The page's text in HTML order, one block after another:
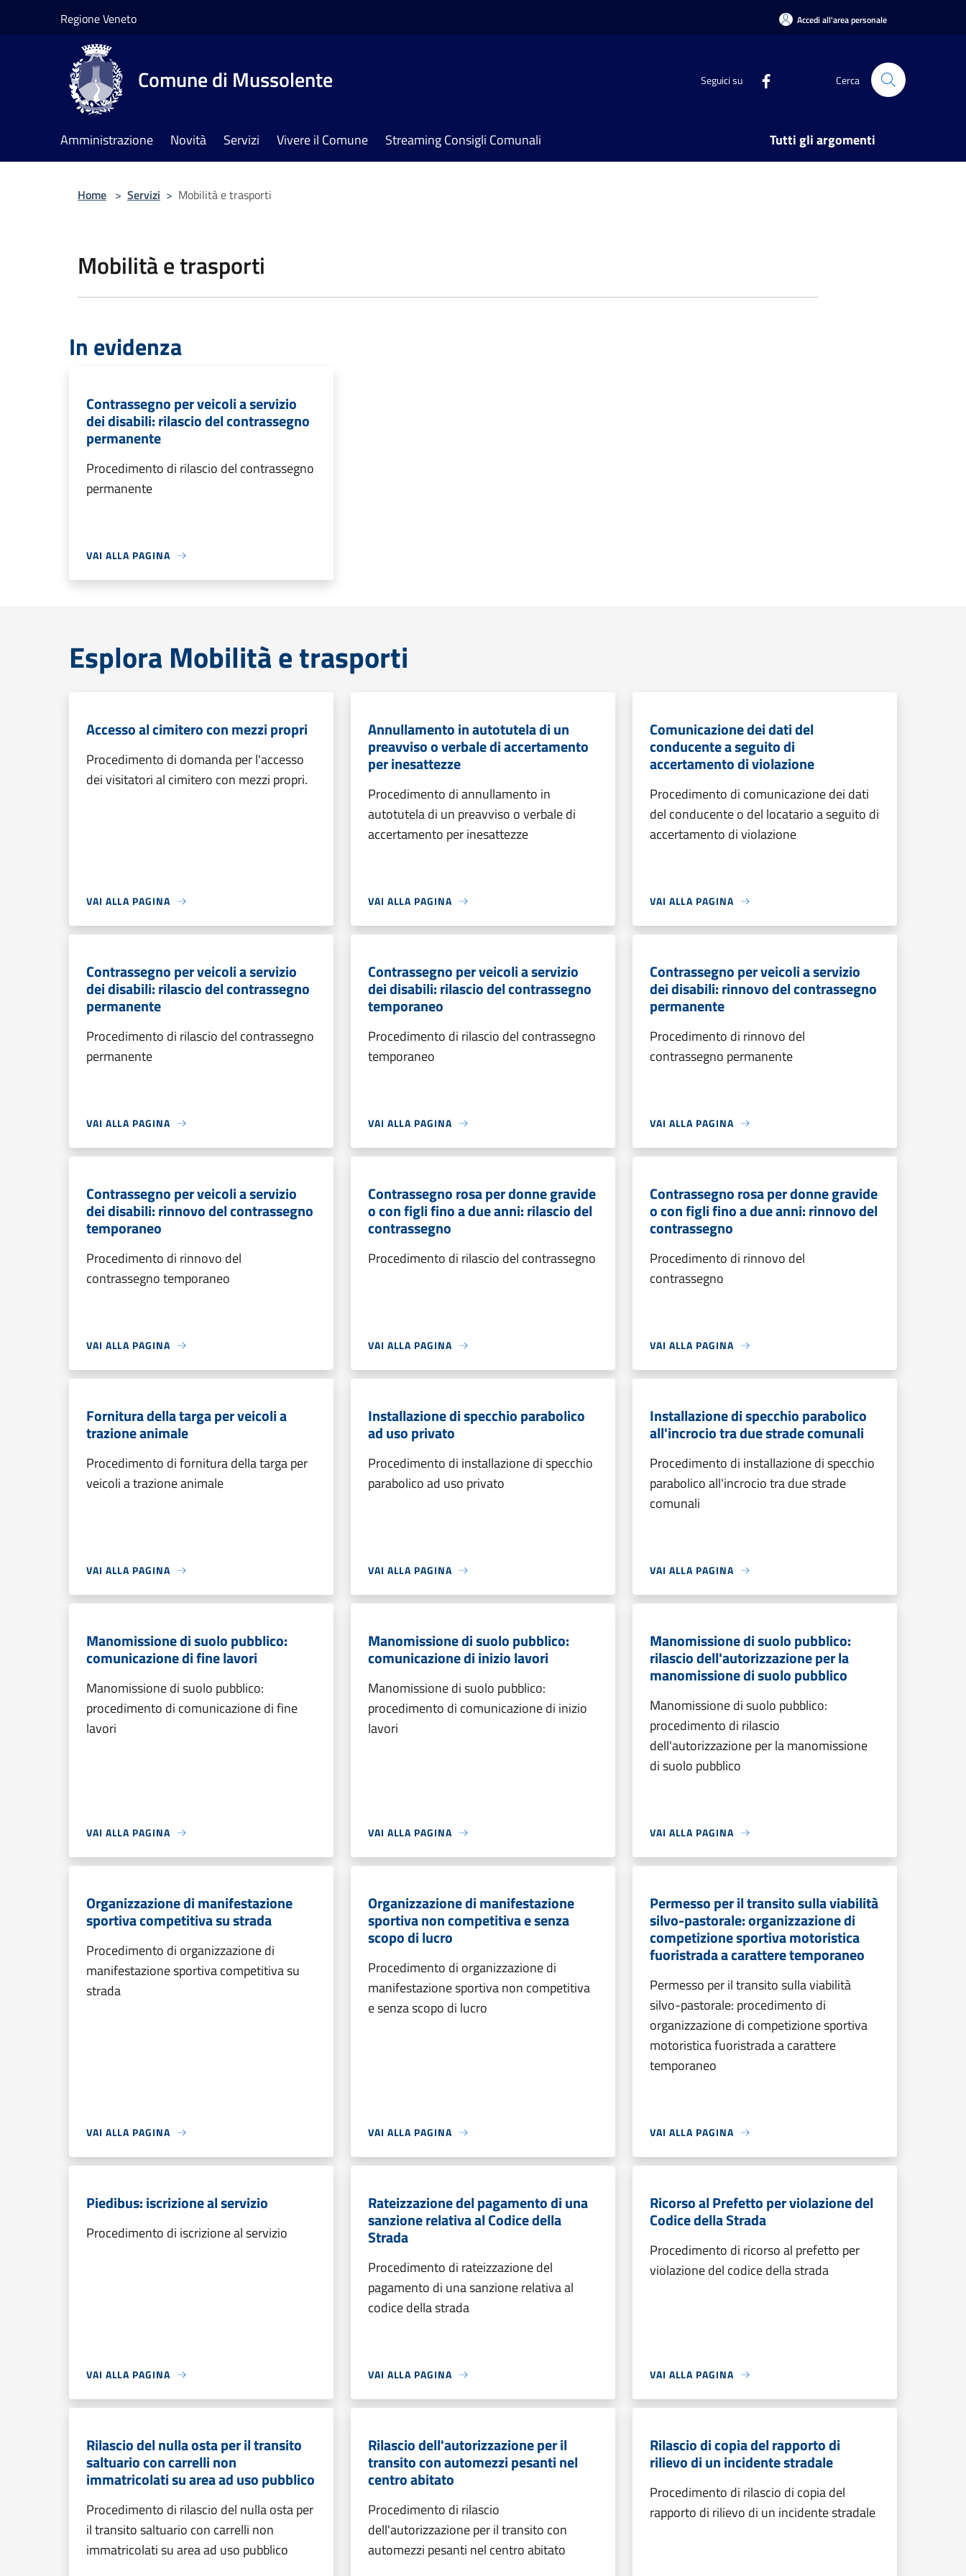
Regione Veneto Accedi all'area personale
Comune di Mussolente Seguici su Cerca
Amministrazione Novità Servizi Vivere il Comune Streaming Consigli Comunali Tutti gli argomenti
Home > Servizi > Mobilità e trasporti
Mobilità e trasporti
In evidenza
Contrassegno per veicoli a servizio
dei disabili: rilascio del contrassegno
permanente
Procedimento di rilascio del contrassegno
permanente
VAI ALLA PAGINA
Esplora Mobilità e trasporti
Accesso al cimitero con mezzi propri
Procedimento di domanda per l'accesso
dei visitatori al cimitero con mezzi propri.
VAI ALLA PAGINA
Annullamento in autotutela di un
preavviso o verbale di accertamento
per inesattezze
Procedimento di annullamento in
autotutela di un preavviso o verbale di
accertamento per inesattezze
VAI ALLA PAGINA
Comunicazione dei dati del
conducente a seguito di
accertamento di violazione
Procedimento di comunicazione dei dati
del conducente o del locatario a seguito di
accertamento di violazione
VAI ALLA PAGINA
Contrassegno per veicoli a servizio
dei disabili: rilascio del contrassegno
permanente
Procedimento di rilascio del contrassegno
permanente
VAI ALLA PAGINA
Contrassegno per veicoli a servizio
dei disabili: rilascio del contrassegno
temporaneo
Procedimento di rilascio del contrassegno
temporaneo
VAI ALLA PAGINA
Contrassegno per veicoli a servizio
dei disabili: rinnovo del contrassegno
permanente
Procedimento di rinnovo del
contrassegno permanente
VAI ALLA PAGINA
Contrassegno per veicoli a servizio
dei disabili: rinnovo del contrassegno
temporaneo
Procedimento di rinnovo del
contrassegno temporaneo
VAI ALLA PAGINA
Contrassegno rosa per donne gravide
o con figli fino a due anni: rilascio del
contrassegno
Procedimento di rilascio del contrassegno
VAI ALLA PAGINA
Contrassegno rosa per donne gravide
o con figli fino a due anni: rinnovo del
contrassegno
Procedimento di rinnovo del
contrassegno
VAI ALLA PAGINA
Fornitura della targa per veicoli a
trazione animale
Procedimento di fornitura della targa per
veicoli a trazione animale
VAI ALLA PAGINA
Installazione di specchio parabolico
ad uso privato
Procedimento di installazione di specchio
parabolico ad uso privato
VAI ALLA PAGINA
Installazione di specchio parabolico
all'incrocio tra due strade comunali
Procedimento di installazione di specchio
parabolico all'incrocio tra due strade
comunali
VAI ALLA PAGINA
Manomissione di suolo pubblico:
comunicazione di fine lavori
Manomissione di suolo pubblico:
procedimento di comunicazione di fine
lavori
VAI ALLA PAGINA
Manomissione di suolo pubblico:
comunicazione di inizio lavori
Manomissione di suolo pubblico:
procedimento di comunicazione di inizio
lavori
VAI ALLA PAGINA
Manomissione di suolo pubblico:
rilascio dell'autorizzazione per la
manomissione di suolo pubblico
Manomissione di suolo pubblico:
procedimento di rilascio
dell'autorizzazione per la manomissione
di suolo pubblico
VAI ALLA PAGINA
Organizzazione di manifestazione
sportiva competitiva su strada
Procedimento di organizzazione di
manifestazione sportiva competitiva su
strada
VAI ALLA PAGINA
Organizzazione di manifestazione
sportiva non competitiva e senza
scopo di lucro
Procedimento di organizzazione di
manifestazione sportiva non competitiva
e senza scopo di lucro
VAI ALLA PAGINA
Permesso per il transito sulla viabilità
silvo-pastorale: organizzazione di
competizione sportiva motoristica
fuoristrada a carattere temporaneo
Permesso per il transito sulla viabilità
silvo-pastorale: procedimento di
organizzazione di competizione sportiva
motoristica fuoristrada a carattere
temporaneo
VAI ALLA PAGINA
Piedibus: iscrizione al servizio
Procedimento di iscrizione al servizio
VAI ALLA PAGINA
Rateizzazione del pagamento di una
sanzione relativa al Codice della
Strada
Procedimento di rateizzazione del
pagamento di una sanzione relativa al
codice della strada
VAI ALLA PAGINA
Ricorso al Prefetto per violazione del
Codice della Strada
Procedimento di ricorso al prefetto per
violazione del codice della strada
VAI ALLA PAGINA
Rilascio del nulla osta per il transito
saltuario con carrelli non
immatricolati su area ad uso pubblico
Procedimento di rilascio del nulla osta per
il transito saltuario con carrelli non
immatricolati su area ad uso pubblico
Rilascio dell'autorizzazione per il
transito con automezzi pesanti nel
centro abitato
Procedimento di rilascio
dell'autorizzazione per il transito con
automezzi pesanti nel centro abitato
Rilascio di copia del rapporto di
rilievo di un incidente stradale
Procedimento di rilascio di copia del
rapporto di rilievo di un incidente stradale